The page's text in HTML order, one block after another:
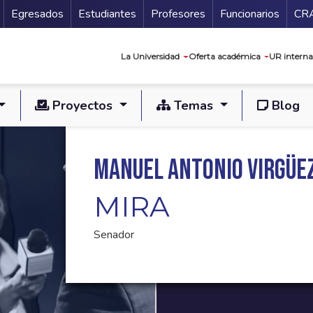
Secundario
Egresados Estudiantes Profesores Funcionarios
La Universidad Oferta académica UR
Proyectos Temas Blog
Manuel Antonio
MIRA
Senador